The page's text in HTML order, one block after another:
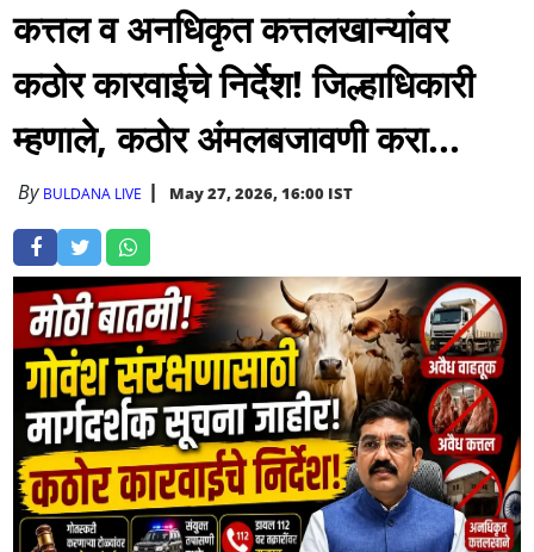
कत्तल व अनधिकृत कत्तलखान्यांवर
कठोर कारवाईचे निर्देश! जिल्हाधिकारी
म्हणाले, कठोर अंमलबजावणी करा...
By BULDANA LIVE May 27, 2026, 16:00 IST